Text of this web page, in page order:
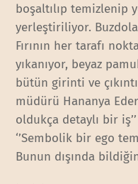
boşaltılıp temizlenip
yerleştiriliyor.
Fırının her tarafı
yıkanıyor, beyaz
bütün girinti ve
müdürü Hananya
oldukça detaylı bir
‘’Sembolik bir ego
Bunun dışında